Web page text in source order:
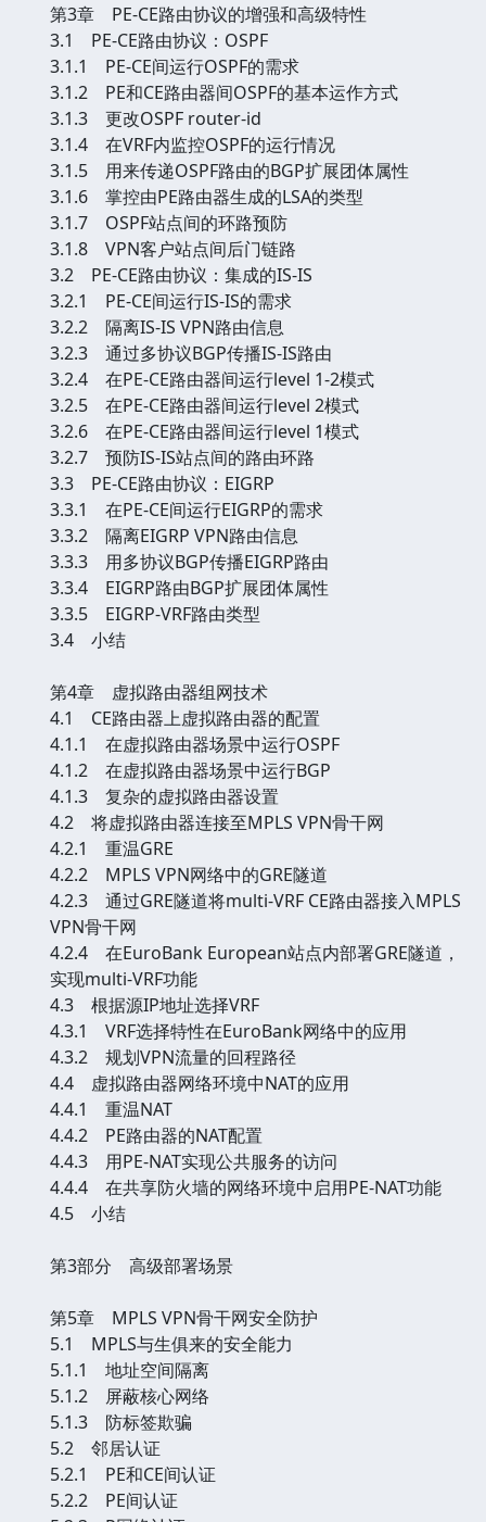
第3章 PE-CE路由协议的增强和高级特性
3.1 PE-CE路由协议：OSPF
3.1.1 PE-CE间运行OSPF的需求
3.1.2 PE和CE路由器间OSPF的基本运作方式
3.1.3 更改OSPF router-id
3.1.4 在VRF内监控OSPF的运行情况
3.1.5 用来传递OSPF路由的BGP扩展团体属性
3.1.6 掌控由PE路由器生成的LSA的类型
3.1.7 OSPF站点间的环路预防
3.1.8 VPN客户站点间后门链路
3.2 PE-CE路由协议：集成的IS-IS
3.2.1 PE-CE间运行IS-IS的需求
3.2.2 隔离IS-IS VPN路由信息
3.2.3 通过多协议BGP传播IS-IS路由
3.2.4 在PE-CE路由器间运行level 1-2模式
3.2.5 在PE-CE路由器间运行level 2模式
3.2.6 在PE-CE路由器间运行level 1模式
3.2.7 预防IS-IS站点间的路由环路
3.3 PE-CE路由协议：EIGRP
3.3.1 在PE-CE间运行EIGRP的需求
3.3.2 隔离EIGRP VPN路由信息
3.3.3 用多协议BGP传播EIGRP路由
3.3.4 EIGRP路由BGP扩展团体属性
3.3.5 EIGRP-VRF路由类型
3.4 小结
第4章 虚拟路由器组网技术
4.1 CE路由器上虚拟路由器的配置
4.1.1 在虚拟路由器场景中运行OSPF
4.1.2 在虚拟路由器场景中运行BGP
4.1.3 复杂的虚拟路由器设置
4.2 将虚拟路由器连接至MPLS VPN骨干网
4.2.1 重温GRE
4.2.2 MPLS VPN网络中的GRE隧道
4.2.3 通过GRE隧道将multi-VRF CE路由器接入MPLS
VPN骨干网
4.2.4 在EuroBank European站点内部署GRE隧道，
实现multi-VRF功能
4.3 根据源IP地址选择VRF
4.3.1 VRF选择特性在EuroBank网络中的应用
4.3.2 规划VPN流量的回程路径
4.4 虚拟路由器网络环境中NAT的应用
4.4.1 重温NAT
4.4.2 PE路由器的NAT配置
4.4.3 用PE-NAT实现公共服务的访问
4.4.4 在共享防火墙的网络环境中启用PE-NAT功能
4.5 小结
第3部分 高级部署场景
第5章 MPLS VPN骨干网安全防护
5.1 MPLS与生俱来的安全能力
5.1.1 地址空间隔离
5.1.2 屏蔽核心网络
5.1.3 防标签欺骗
5.2 邻居认证
5.2.1 PE和CE间认证
5.2.2 PE间认证